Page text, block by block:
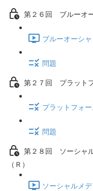
第２６回 ブルーオ
ブルーオーシ
問題
第２７回 プラット
プラットフォ
問題
第２８回 ソーシャ
（Ｒ）
ソーシャルメ